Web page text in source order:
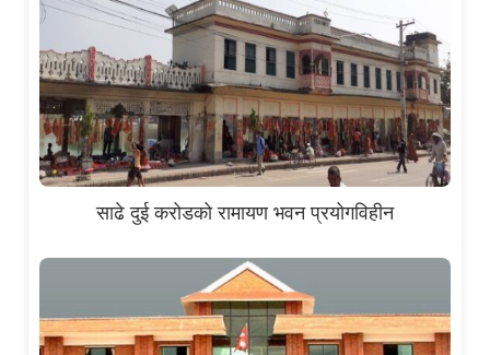
साढे दुई करोडको रामायण भवन प्रयोगविहीन